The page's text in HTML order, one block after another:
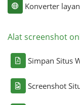
Konverter
Alat screenshot
Simpan Situs
Screenshot